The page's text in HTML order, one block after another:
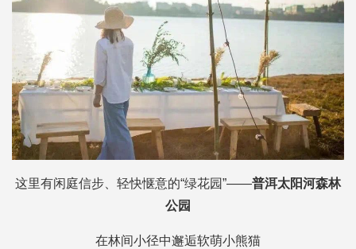
这里有闲庭信步、轻快惬意的“绿花园”——普洱太阳河森林
公园
在林间小径中邂逅软萌小熊猫